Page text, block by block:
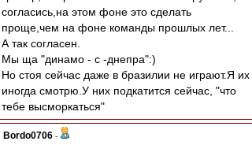
согласись,на этом фоне это сделать
проще,чем на фоне команды прошлых лет...
А так согласен.
Мы ща "динамо - с -днепра":)
Но стоя сейчас даже в бразилии не играют.Я их
иногда смотрю.У них подкатится сейчас, "что
тебе высморкаться"
Bordo0706 -